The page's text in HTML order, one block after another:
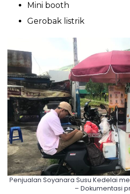
Mini booth
Gerobak listrik
Penjualan Soyanara Susu Kedelai
– Dokumentasi